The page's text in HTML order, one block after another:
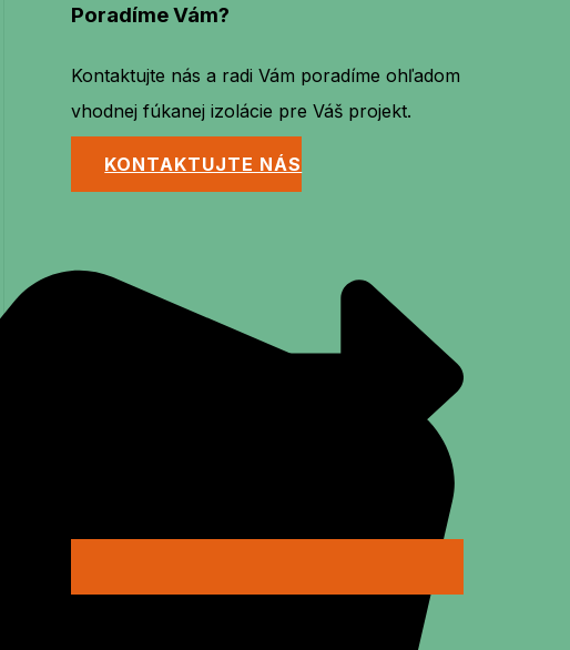
Poradíme Vám?
Kontaktujte nás a radi Vám poradíme ohľadom
vhodnej fúkanej izolácie pre Váš projekt.
KONTAKTUJTE NÁS